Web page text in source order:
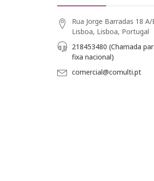
Rua Jorge Barradas 18 A/
Lisboa, Lisboa, Portugal
218453480 (Chamada
fixa nacional)
comercial@comulti.pt